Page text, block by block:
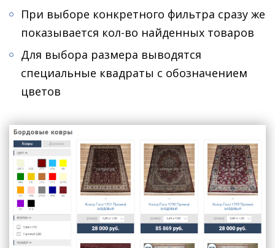
При выборе конкретного фильтра сразу же
показывается кол-во найденных товаров
Для выбора размера выводятся
специальные квадраты с обозначением
цветов